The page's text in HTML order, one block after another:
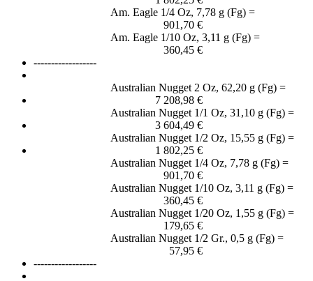
Am. Eagle 1/4 Oz, 7,78 g (Fg) =
901,70 €
Am. Eagle 1/10 Oz, 3,11 g (Fg) =
360,45 €
------------------
Australian Nugget 2 Oz, 62,20 g (Fg) =
7 208,98 €
Australian Nugget 1/1 Oz, 31,10 g (Fg) =
3 604,49 €
Australian Nugget 1/2 Oz, 15,55 g (Fg) =
1 802,25 €
Australian Nugget 1/4 Oz, 7,78 g (Fg) =
901,70 €
Australian Nugget 1/10 Oz, 3,11 g (Fg) =
360,45 €
Australian Nugget 1/20 Oz, 1,55 g (Fg) =
179,65 €
Australian Nugget 1/2 Gr., 0,5 g (Fg) =
57,95 €
------------------